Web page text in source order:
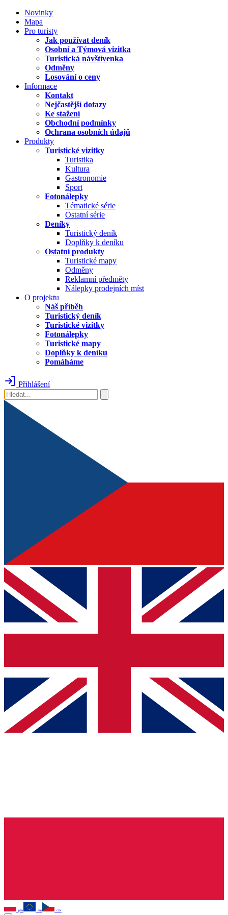
Novinky
Mapa
Pro turisty
Jak používat deník
Osobní a Týmová vizitka
Turistická návštívenka
Odměny
Losování o ceny
Informace
Kontakt
Nejčastější dotazy
Ke stažení
Obchodní podmínky
Ochrana osobních údajů
Produkty
Turistické vizitky
Turistika
Kultura
Gastronomie
Sport
Fotonálepky
Tématické série
Ostatní série
Deníky
Turistický deník
Doplňky k deníku
Ostatní produkty
Turistické mapy
Odměny
Reklamní předměty
Nálepky prodejních míst
O projektu
Náš příběh
Turistický deník
Turistické vizitky
Fotonálepky
Turistické mapy
Doplňky k deníku
Pomáháme
Přihlášení
pln eur czk